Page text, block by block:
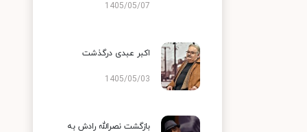
1405/05/07
اکبر عبدی درگذشت
1405/05/03
بازگشت نصرالله رادش به